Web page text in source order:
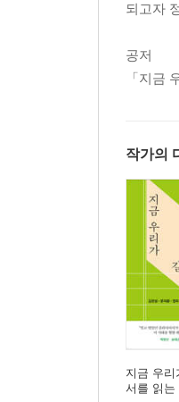
맺는말 333
되고자
공저
「지금
작가의
지금 우리
서를 읽는